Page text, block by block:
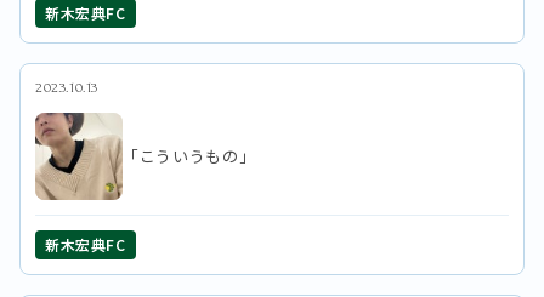
新木宏典FC
2023.10.13
「こういうもの」
新木宏典FC